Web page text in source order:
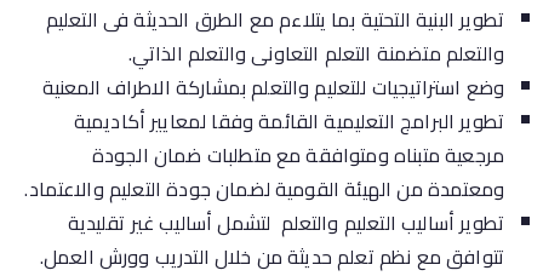
تطوير البنية التحتية بما يتلاءم مع الطرق الحديثة فى التعليم
والتعلم متضمنة التعلم التعاونى والتعلم الذاتي.
وضع استراتيجيات للتعليم والتعلم بمشاركة الاطراف المعنية
تطوير البرامج التعليمية القائمة وفقا لمعايير أكاديمية
مرجعية متبناه ومتوافقة مع متطلبات ضمان الجودة
ومعتمدة من الهيئة القومية لضمان جودة التعليم والاعتماد.
تطوير أساليب التعليم والتعلم لتشمل أساليب غير تقليدية
تتوافق مع نظم تعلم حديثة من خلال التدريب وورش العمل.